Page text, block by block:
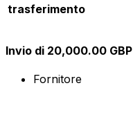
trasferimento
Invio di 20,000.00 GBP
Fornitore